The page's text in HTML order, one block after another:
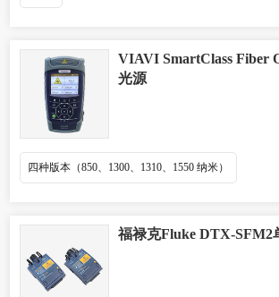
VIAVI SmartClass Fiber
光源
四种版本（850、1300、1310、1550 纳米）
福禄克Fluke DTX-SFM2